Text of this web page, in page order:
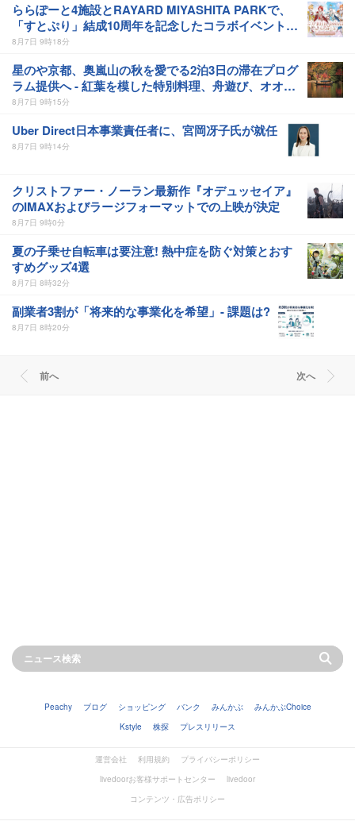
ららぽーと4施設とRAYARD MIYASHITA PARKで、
「すとぷり」結成10周年を記念したコラボイベント開
催
8月7日 9時18分
星のや京都、奥嵐山の秋を愛でる2泊3日の滞在プログ
ラム提供へ - 紅葉を模した特別料理、舟遊び、オオモ
ミジの下でおこなう深呼吸など
8月7日 9時15分
Uber Direct日本事業責任者に、宮岡冴子氏が就任
8月7日 9時14分
クリストファー・ノーラン最新作『オデュッセイア』
のIMAXおよびラージフォーマットでの上映が決定
8月7日 9時0分
夏の子乗せ自転車は要注意! 熱中症を防ぐ対策とおす
すめグッズ4選
8月7日 8時32分
副業者3割が「将来的な事業化を希望」- 課題は?
8月7日 8時20分
前へ 次へ
Peachy ブログ ショッピング バンク みんかぶ
みんかぶChoice
Kstyle
株探 プレスリリース
運営会社 利用規約
プライバシーポリシー
livedoorお客様サポートセンター
livedoor
コンテンツ・広告ポリシー